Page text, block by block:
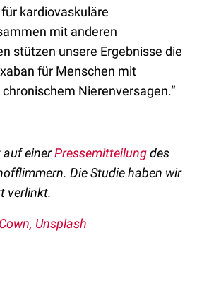
kardiovaskuläre
mit anderen
stützen unsere Ergebnisse die
für Menschen mit
Nierenversagen.“
auf einerPressemitteilungdes
Die Studie haben wir
verlinkt.
Unsplash